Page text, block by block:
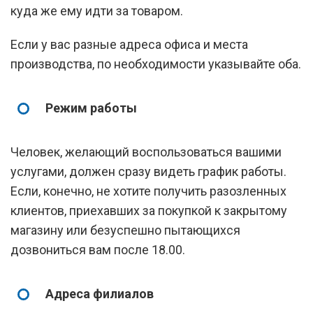
куда же ему идти за товаром.
Если у вас разные адреса офиса и места
производства, по необходимости указывайте оба.
Режим работы
Человек, желающий воспользоваться вашими
услугами, должен сразу видеть график работы.
Если, конечно, не хотите получить разозленных
клиентов, приехавших за покупкой к закрытому
магазину или безуспешно пытающихся
дозвониться вам после 18.00.
Адреса филиалов